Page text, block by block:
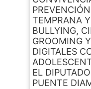
TEMPRANA
BULLYING,
GROOMING
DIGITALES
EL
PUENTE